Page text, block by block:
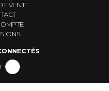
VENTE